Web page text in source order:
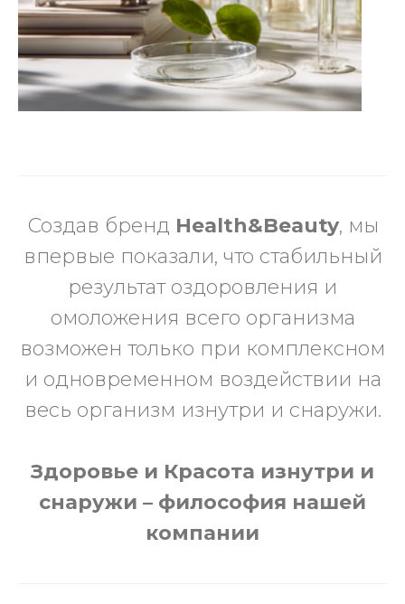
Создав бренд Health&Beauty, мы
впервые показали, что стабильный
результат оздоровления и
омоложения всего организма
возможен только при комплексном
и одновременном воздействии на
весь организм изнутри и снаружи.
Здоровье и Красота изнутри и
снаружи – философия нашей
компании